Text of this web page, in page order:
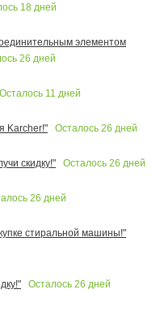
18 дней
элементом
26 дней
Осталось 11 дней
Karcher!"
Осталось 26 дней
скидку!"
Осталось 26 дней
26 дней
стиральной машины!"
Осталось 26 дней